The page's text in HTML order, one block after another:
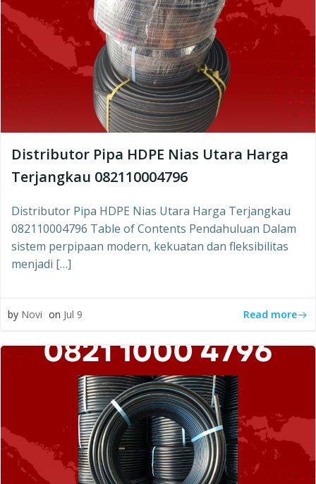
Distributor Pipa HDPE Nias Utara Harga
Terjangkau 082110004796
Distributor Pipa HDPE Nias Utara Harga Terjangkau
082110004796 Table of Contents Pendahuluan Dalam
sistem perpipaan modern, kekuatan dan fleksibilitas
menjadi […]
by Novi on Jul 9 Read more